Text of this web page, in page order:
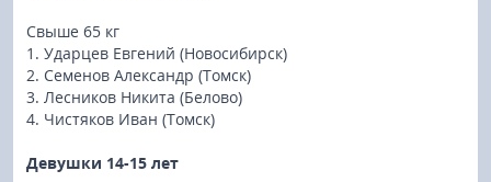
Свыше 65 кг
1. Ударцев Евгений (Новосибирск)
2. Семенов Александр (Томск)
3. Лесников Никита (Белово)
4. Чистяков Иван (Томск)
Девушки 14-15 лет